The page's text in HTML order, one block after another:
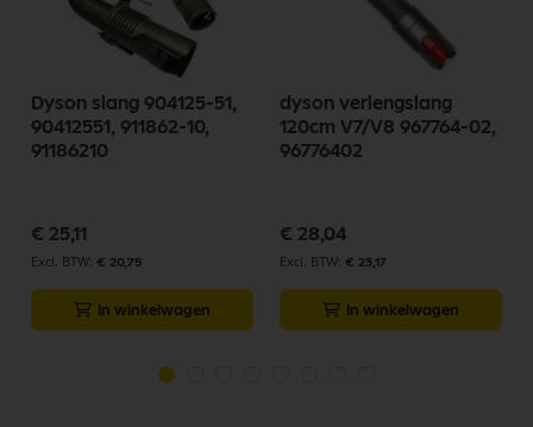
Dyson slang 904125-51,
90412551, 911862-10,
91186210
€ 25,11
€ 20,75
In winkelwagen
dyson verlengslang
120cm V7/V8 967764-02,
96776402
€ 28,04
€ 23,17
In winkelwagen